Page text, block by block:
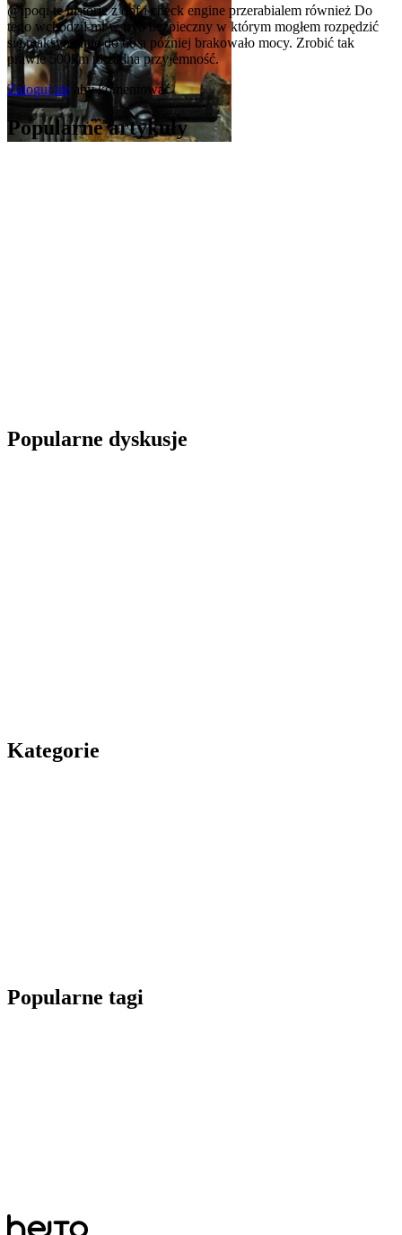
@ipoqite historie z dpf i check engine przerabialem również Do
tego wchodzil mi w tryb bezpieczny w którym mogłem rozpędzić
się maksymalnie do 60 a później brakowało mocy. Zrobić tak
prawie 500km to żadna przyjemność.
Zaloguj się aby komentować
Popularne artykuły
Popularne dyskusje
Kategorie
Popularne tagi